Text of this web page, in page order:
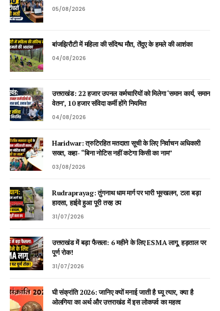
05/08/2026
बांजझिरौटी में महिला की संदिग्ध मौत, तेंदुए के हमले की आशंका
04/08/2026
उत्तराखंड: 22 हजार उपनल कर्मचारियों को मिलेगा ‘समान कार्य, समान
वेतन’, 10 हजार संविदा कर्मी होंगे नियमित
04/08/2026
Haridwar: त्रुटिरहित मतदाता सूची के लिए निर्वाचन अधिकारी
सख्त, कहा- “बिना नोटिस नहीं कटेगा किसी का नाम”
03/08/2026
Rudraprayag: तुंगनाथ धाम मार्ग पर भारी भूस्खलन, टला बड़ा
हादसा, हाईवे हुआ पूरी तरह ठप
31/07/2026
उत्तराखंड में बड़ा फैसला: 6 महीने के लिए ESMA लागू, हड़ताल पर
पूर्ण रोक!
31/07/2026
घी संक्रांति 2026: जानिए क्यों मनाई जाती है घ्यू त्यार, क्या है
ओलगिया का अर्थ और उत्तराखंड में इस लोकपर्व का महत्व